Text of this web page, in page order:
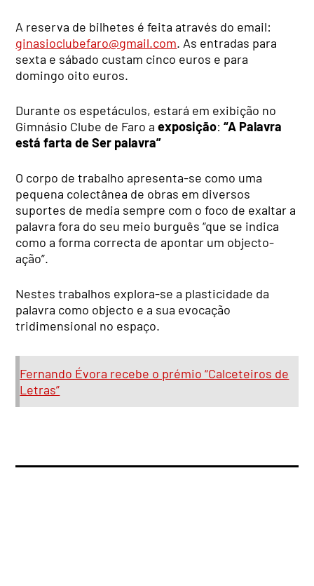
A reserva de bilhetes é feita através do email:
ginasioclubefaro@gmail.com. As entradas para
sexta e sábado custam cinco euros e para
domingo oito euros.
Durante os espetáculos, estará em exibição no
Gimnásio Clube de Faro aexposição:“A Palavra
está farta de Ser palavra”
O corpo de trabalho apresenta-se como uma
pequena colectânea de obras em diversos
suportes de media sempre com o foco de exaltar a
palavra fora do seu meio burguês “que se indica
como a forma correcta de apontar um objecto-
ação”.
Nestes trabalhos explora-se a plasticidade da
palavra como objecto e a sua evocação
tridimensional no espaço.
Fernando Évora recebe o prémio “Calceteiros de
Letras”